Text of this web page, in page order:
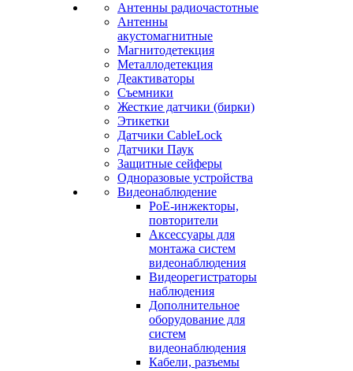
Антенны радиочастотные
Антенны
акустомагнитные
Магнитодетекция
Металлодетекция
Деактиваторы
Съемники
Жесткие датчики (бирки)
Этикетки
Датчики CableLock
Датчики Паук
Защитные сейферы
Одноразовые устройства
Видеонаблюдение
PoE-инжекторы,
повторители
Аксессуары для
монтажа систем
видеонаблюдения
Видеорегистраторы
наблюдения
Дополнительное
оборудование для
систем
видеонаблюдения
Кабели, разъемы